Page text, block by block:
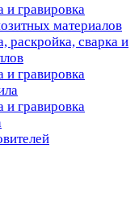
и гравировка
материалов
раскройка, сварка и
и гравировка
и гравировка